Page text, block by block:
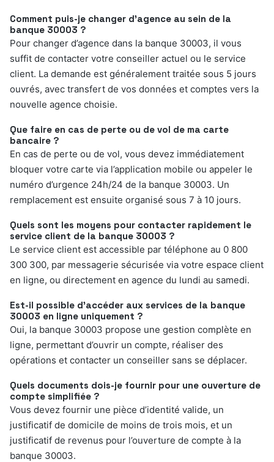
Comment puis-je changer d’agence au sein de la
banque 30003 ?
Pour changer d’agence dans la banque 30003, il vous
suffit de contacter votre conseiller actuel ou le service
client. La demande est généralement traitée sous 5 jours
ouvrés, avec transfert de vos données et comptes vers la
nouvelle agence choisie.
Que faire en cas de perte ou de vol de ma carte
bancaire ?
En cas de perte ou de vol, vous devez immédiatement
bloquer votre carte via l’application mobile ou appeler le
numéro d’urgence 24h/24 de la banque 30003. Un
remplacement est ensuite organisé sous 7 à 10 jours.
Quels sont les moyens pour contacter rapidement le
service client de la banque 30003 ?
Le service client est accessible par téléphone au 0 800
300 300, par messagerie sécurisée via votre espace client
en ligne, ou directement en agence du lundi au samedi.
Est-il possible d’accéder aux services de la banque
30003 en ligne uniquement ?
Oui, la banque 30003 propose une gestion complète en
ligne, permettant d’ouvrir un compte, réaliser des
opérations et contacter un conseiller sans se déplacer.
Quels documents dois-je fournir pour une ouverture de
compte simplifiée ?
Vous devez fournir une pièce d’identité valide, un
justificatif de domicile de moins de trois mois, et un
justificatif de revenus pour l’ouverture de compte à la
banque 30003.